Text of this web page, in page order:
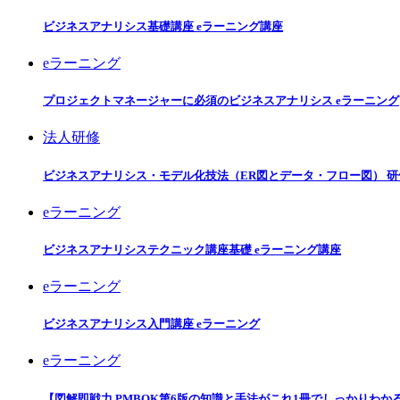
ビジネスアナリシス基礎講座 eラーニング講座
eラーニング
プロジェクトマネージャーに必須のビジネスアナリシス eラーニング
法人研修
ビジネスアナリシス・モデル化技法（ER図とデータ・フロー図）
eラーニング
ビジネスアナリシステクニック講座基礎 eラーニング講座
eラーニング
ビジネスアナリシス入門講座 eラーニング
eラーニング